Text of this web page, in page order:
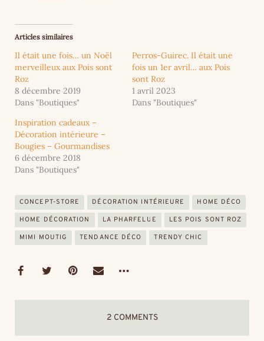
Articles similaires
Il était une fois… un Noël
merveilleux aux Pois sont
Roz
8 décembre 2019
Dans "Boutiques"
Perros-Guirec. Il était une
fois un 1er avril… aux Pois
sont Roz
1 avril 2023
Dans "Boutiques"
Inspiration cadeaux –
Décoration intérieure –
Bougies – Gourmandises
6 décembre 2018
Dans "Boutiques"
CONCEPT-STORE DÉCORATION INTÉRIEURE HOME DÉCO
HOME DÉCORATION LA PHARFELUE LES POIS SONT ROZ
MIMI MOUTIG TENDANCE DÉCO TRENDY CHIC
2 COMMENTS